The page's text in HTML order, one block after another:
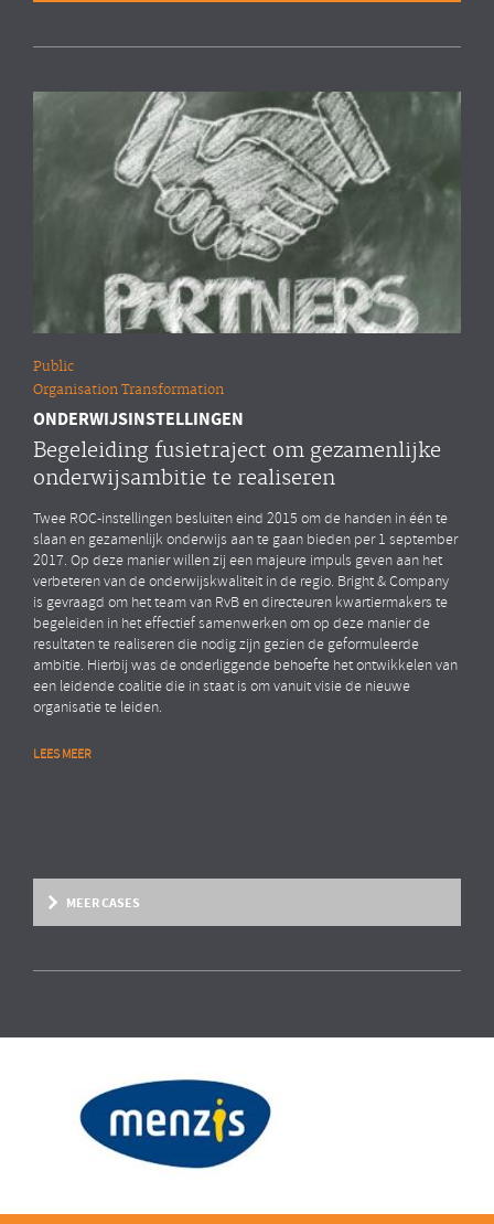
Public
Organisation Transformation
ONDERWIJSINSTELLINGEN
Begeleiding fusietraject om gezamenlijke
onderwijsambitie te realiseren
Twee ROC-instellingen besluiten eind 2015 om de handen in één te
slaan en gezamenlijk onderwijs aan te gaan bieden per 1 september
2017. Op deze manier willen zij een majeure impuls geven aan het
verbeteren van de onderwijskwaliteit in de regio. Bright & Company
is gevraagd om het team van RvB en directeuren kwartiermakers te
begeleiden in het effectief samenwerken om op deze manier de
resultaten te realiseren die nodig zijn gezien de geformuleerde
ambitie. Hierbij was de onderliggende behoefte het ontwikkelen van
een leidende coalitie die in staat is om vanuit visie de nieuwe
organisatie te leiden.
LEES MEER
Overige marktsegmenten
People Analytics
MULTINATIONAL CHEMIESECTOR
MEER CASES